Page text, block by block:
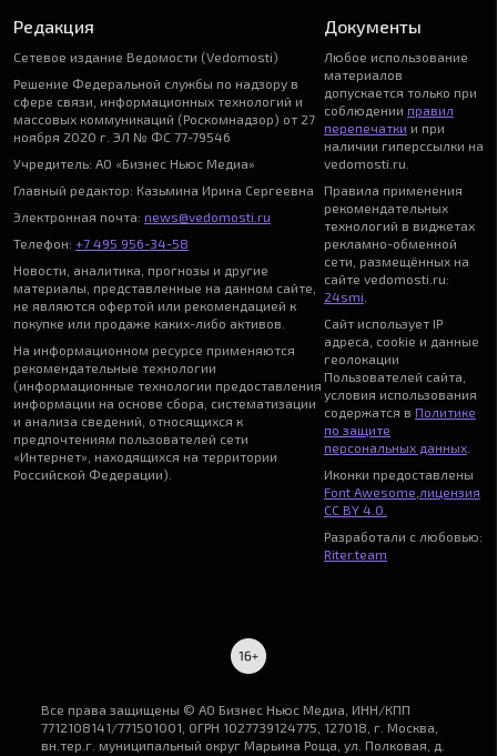
Редакция
Сетевое издание Ведомости (Vedomosti)
Решение Федеральной службы по надзору в
сфере связи, информационных технологий и
массовых коммуникаций (Роскомнадзор) от 27
ноября 2020 г. ЭЛ № ФС 77-79546
Учредитель: АО «Бизнес Ньюс Медиа»
Главный редактор: Казьмина Ирина Сергеевна
Электронная почта: news@vedomosti.ru
Телефон: +7 495 956-34-58
Новости, аналитика, прогнозы и другие
материалы, представленные на данном сайте,
не являются офертой или рекомендацией к
покупке или продаже каких-либо активов.
На информационном ресурсе применяются
рекомендательные технологии
(информационные технологии предоставления
информации на основе сбора, систематизации
и анализа сведений, относящихся к
предпочтениям пользователей сети
«Интернет», находящихся на территории
Российской Федерации).
Документы
Любое использование
материалов
допускается только при
соблюдении правил
перепечатки и при
наличии гиперссылки на
vedomosti.ru.
Правила применения
рекомендательных
технологий в виджетах
рекламно-обменной
сети, размещённых на
сайте vedomosti.ru:
24smi
Сайт использует IP
адреса, cookie и данные
геолокации
Пользователей сайта,
условия использования
содержатся в Политике
по защите
персональных данных.
Иконки предоставлены
Font Awesome лицензия
CC BY 4.0.
Разработали с любовью:
Riter.team
Все права защищены © АО Бизнес Ньюс Медиа, ИНН/КПП
7712108141/771501001, ОГРН 1027739124775, 127018, г. Москва,
вн.тер.г. муниципальный округ Марьина Роща, ул. Полковая, д.